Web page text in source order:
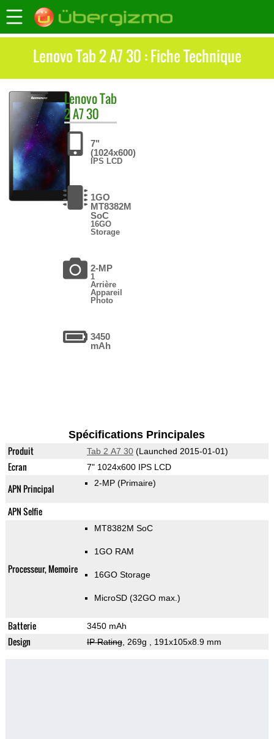
Lenovo Tab 2 A7 30 : Fiche Technique
LenovoTab
2 A7 30
7"
(1024x600)
IPS LCD
1GO
MT8382M
SoC
16GO
Storage
2-MP
1
Arrière
Appareil
Photo
3450
mAh
Spécifications Principales
Produit Tab 2 A7 30(Launched 2015-01-01)
Ecran 7" 1024x600 IPS LCD
APN Principal 2-MP (Primaire)
APN Selfie
Processeur, Memoire
MT8382M SoC
1GO RAM
16GO Storage
MicroSD (32GO max.)
Batterie 3450 mAh
Design IP Rating, 269g , 191x105x8.9 mm